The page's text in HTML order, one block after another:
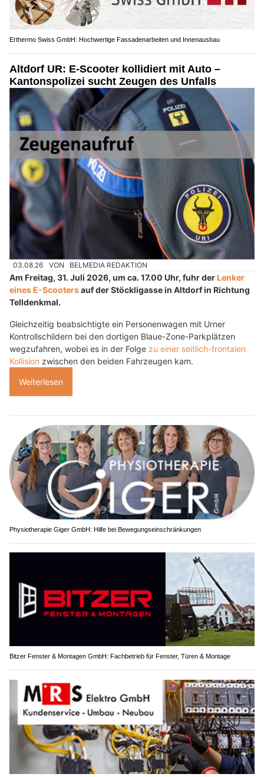
Erthermo Swiss GmbH: Hochwertige Fassadenarbeiten und Innenausbau
Altdorf UR: E-Scooter kollidiert mit Auto –
Kantonspolizei sucht Zeugen des Unfalls
03.08.26 VON BELMEDIA REDAKTION
Am Freitag, 31. Juli 2026, um ca. 17.00 Uhr, fuhr der Lenker
eines E-Scootersauf der Stöckligasse in Altdorf in Richtung
Telldenkmal.
Gleichzeitig beabsichtigte ein Personenwagen mit Urner
Kontrollschildern bei den dortigen Blaue-Zone-Parkplätzen
wegzufahren, wobei es in der Folge zu einer seitlich-frontalen
Kollision zwischen den beiden Fahrzeugen kam.
Weiterlesen
Physiotherapie Giger GmbH: Hilfe bei Bewegungseinschränkungen
Bitzer Fenster & Montagen GmbH: Fachbetrieb für Fenster, Türen & Montage